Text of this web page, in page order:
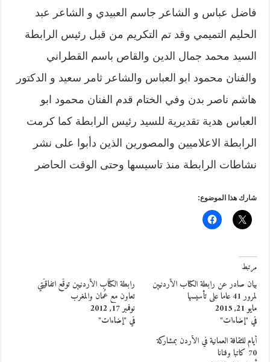
فاضل عباس و الشاعر جاسم العبيدي و الشاعر عبد
الحليم التميمي وقد تم التكريم من قبل رئيس الرابطة
السيد محمد جمال الدين والقاص باسم القطراني
والفنان محمود ابو العباس والشاعر ثامر سعيد و الدكتور
هاشم ناصر بدن وفي الختام قدم الفنان محمود ابو
العباس هدية تقديرية للسيد رئيس الرابطة كما كرمت
الرابطة الاعلاميين والمصورين الذين دأبوا على نشر
نشاطات الرابطة منذ تاسيسها وحتى الوقت الحاضر
شارك هذا الموضوع:
مرتبط
بيان صادر عن رابطة الكتاب الأردنيين
لمرور 41 عاما على تأسيسها
مايو 21, 2015
في "إضاءات"
رابطة الكتّاب الأردنيين توقّع اتفاقيَّتي
تعاون مع عُمان والمغرب
نوفمبر 17, 2012
في "إضاءات"
أيام للثقافة العمانية في الأردن بمشاركة
70 كاتبا وفنانا